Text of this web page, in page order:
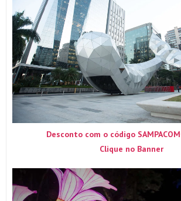
Desconto com o código
Clique no Banner